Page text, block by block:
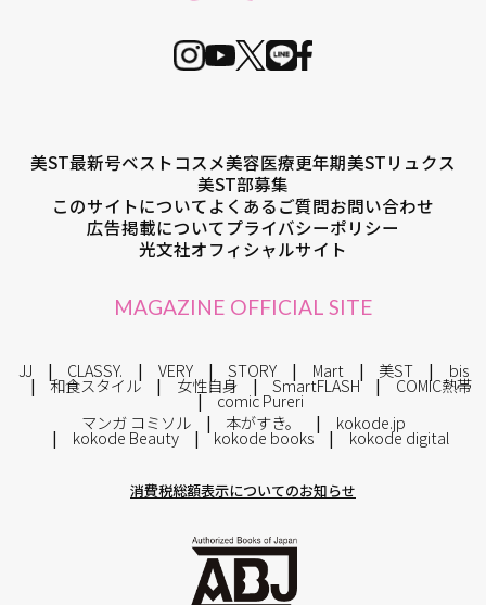
美ST最新号ベストコスメ美容医療更年期美STリュクス
美ST部募集
このサイトについてよくあるご質問お問い合わせ
広告掲載についてプライバシーポリシー
光文社オフィシャルサイト
MAGAZINE OFFICIAL SITE
JJ CLASSY. VERY STORY Mart 美ST bis
和食スタイル 女性自身 SmartFLASH COMIC熱帯
comic Pureri
マンガ コミソル
本がすき。 kokode.jp
kokode Beauty kokode books kokode digital
消費税総額表示についてのお知らせ